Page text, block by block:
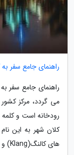
راهنمای جامع سفر به
می گردد، مرکز
رودخانه است و
کلان شهر به این
های کالنگ(Klang) و گمبک(Gombak)...